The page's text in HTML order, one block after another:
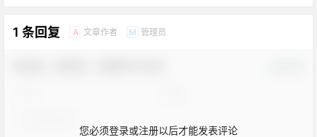
1 条回复 A 文章作者 M 管理员
您必须登录或注册以后才能发表评论